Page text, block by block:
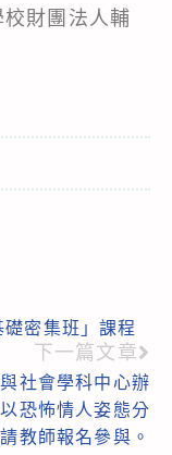
財團法人輔
密集班」課程
下一篇文章
社會學科中心辦
恐怖情人姿態分
教師報名參與。